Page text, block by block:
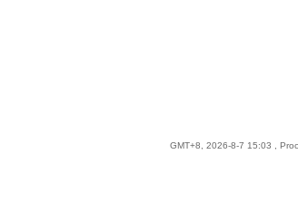
GMT+8, 2026-8-7 15:03 ,